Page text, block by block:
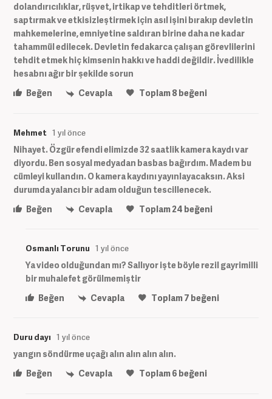
dolandırıcılıklar, rüşvet, irtikap ve tehditleri örtmek,
saptırmak ve etkisizleştirmek için asıl işini bırakıp devletin
mahkemelerine, emniyetine saldıran birine daha ne kadar
tahammül edilecek. Devletin fedakarca çalışan görevlilerini
tehdit etmek hiç kimsenin hakkı ve haddi değildir. İvedilikle
hesabnı ağır bir şekilde sorun
Beğen
Cevapla Toplam8beğeni
Mehmet 1 yıl önce
Nihayet. Özgür efendi elimizde 32 saatlik kamera kaydı var
diyordu. Ben sosyal medyadan basbas bağırdım. Madem bu
cümleyi kullandın. O kamera kaydını yayınlayacaksın. Aksi
durumda yalancı bir adam olduğun tescillenecek.
Beğen
Cevapla Toplam24 beğeni
Osmanlı Torunu 1 yıl önce
Ya video olduğundan mı? Sallıyor işte böyle rezil gayrimilli
bir muhalefet görülmemiştir
Beğen
Cevapla Toplam7 beğeni
Duru dayı 1 yıl önce
yangın söndürme uçağı alın alın alın alın.
Beğen
Cevapla Toplam6 beğeni